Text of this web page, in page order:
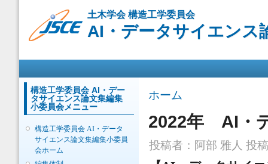
ン
コ
動
土木学会 構造工学委員会
AI・データサイエンス
構造工学委員会 AI・デー
タサイエンス論文集編集
小委員会メニュー
構造工学委員会 AI・データ
サイエンス論文集編集小委員
会ホーム
現在地
ホーム
2022年 AI・
投稿者： 阿部 雅人 投